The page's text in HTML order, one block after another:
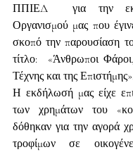
ΠΠΙΕΔ  για την
Οργανισμού μας που
σκοπό την παρουσίαση
τίτλο:  «Άνθρωποι
Τέχνης και της
Η εκδήλωσή μας είχε
των χρημάτων του
δόθηκαν για την αγορά
τροφίμων σε